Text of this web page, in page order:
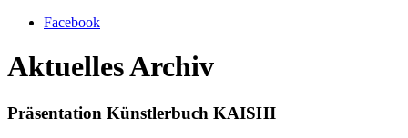
Facebook
Aktuelles Archiv
Präsentation Künstlerbuch KAISHI